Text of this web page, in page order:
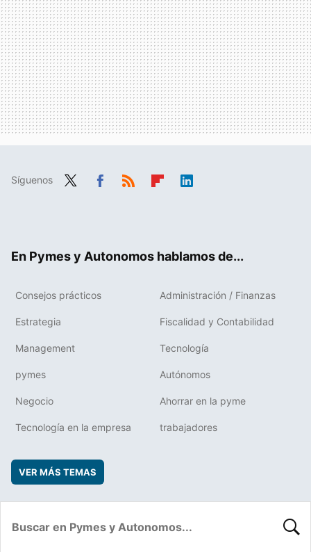
Síguenos
En Pymes y Autonomos hablamos de...
Consejos prácticos Administración / Finanzas
Estrategia Fiscalidad y Contabilidad
Management Tecnología
pymes Autónomos
Negocio Ahorrar en la pyme
Tecnología en la empresa trabajadores
VER MÁS TEMAS